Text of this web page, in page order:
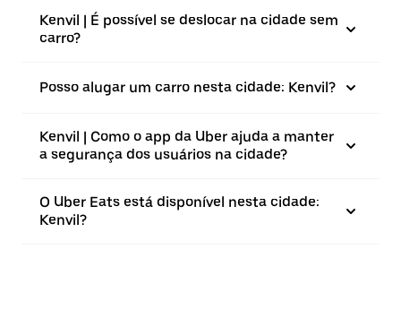
Kenvil | É possível se deslocar na cidade sem
carro?
Posso alugar um carro nesta cidade: Kenvil?
Kenvil | Como o app da Uber ajuda a manter
a segurança dos usuários na cidade?
O Uber Eats está disponível nesta cidade:
Kenvil?